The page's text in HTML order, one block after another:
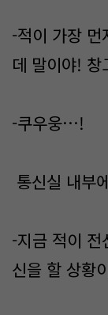
-적이 가장 먼
데 말이야!
-쿠우웅…!
통신실 내부
-지금 적이
신을 할 상황